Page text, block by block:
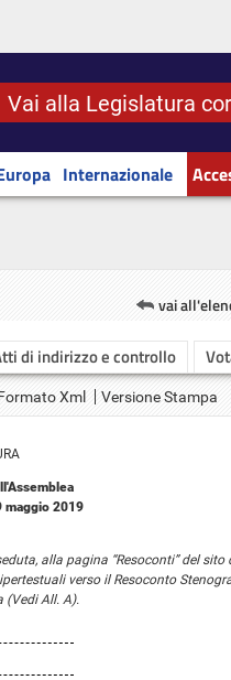
Vai alla Legislatura
Internazionale
vai
di indirizzo e controllo
Xml Versione Stampa
maggio 2019
alla pagina “Resoconti” del sito
verso il Resoconto
(Vedi All. A).